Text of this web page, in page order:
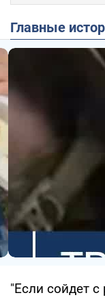
Главные
"Если сойдет с